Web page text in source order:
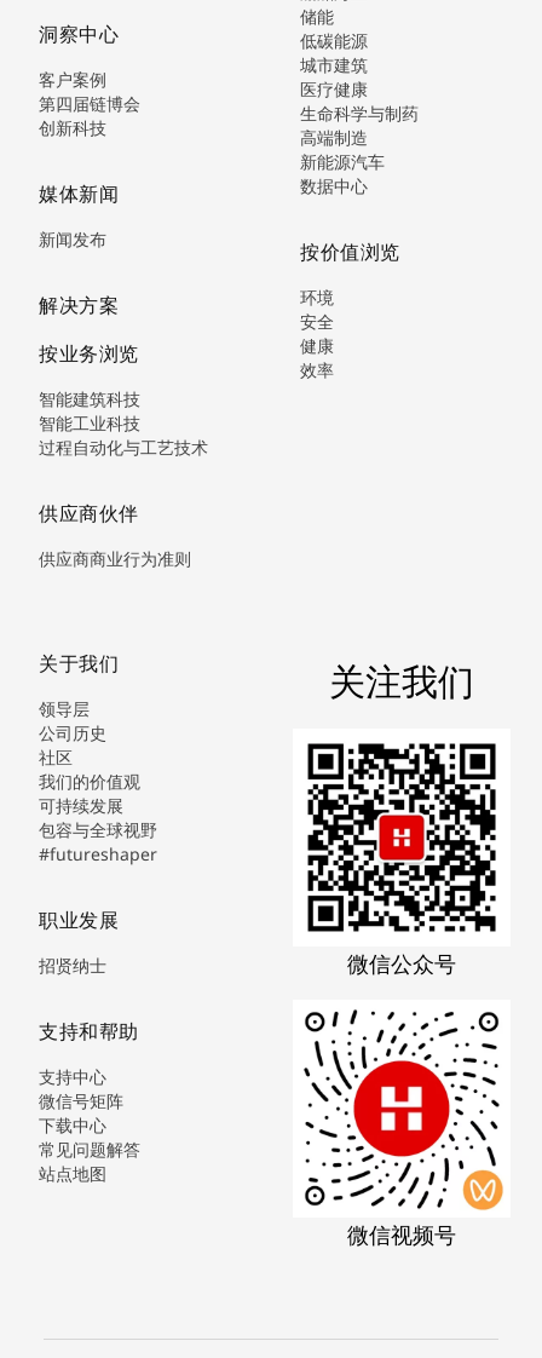
洞察中心
客户案例
第四届链博会
创新科技
媒体新闻
新闻发布
解决方案
按业务浏览
智能建筑科技
智能工业科技
过程自动化与工艺技术
供应商伙伴
供应商商业行为准则
储能
低碳能源
城市建筑
医疗健康
生命科学与制药
高端制造
新能源汽车
数据中心
按价值浏览
环境
安全
健康
效率
关于我们
领导层
公司历史
社区
我们的价值观
可持续发展
包容与全球视野
#futureshaper
职业发展
招贤纳士
支持和帮助
支持中心
微信号矩阵
下载中心
常见问题解答
站点地图
关注我们
微信公众号
微信视频号